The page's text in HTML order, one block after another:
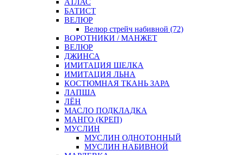
АТЛАС
БАТИСТ
ВЕЛЮР
Велюр стрейч набивной (72)
ВОРОТНИКИ / МАНЖЕТ
ВЕЛЮР
ДЖИНСА
ИМИТАЦИЯ ШЕЛКА
ИМИТАЦИЯ ЛЬНА
КОСТЮМНАЯ ТКАНЬ ЗАРА
ЛАПША
ЛЁН
МАСЛО ПОДКЛАДКА
МАНГО (КРЕП)
МУСЛИН
МУСЛИН ОДНОТОННЫЙ
МУСЛИН НАБИВНОЙ